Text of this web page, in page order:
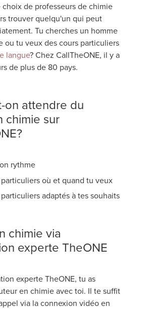
choix de professeurs de chimie
trouver quelqu'un qui peut
Tu cherches un homme
ou tu veux des cours particuliers
langue? Chez CallTheONE, il y a
de plus de 80 pays.
on attendre du
chimie sur
rythme
où et quand tu veux
adaptés à tes souhaits
chimie via
experte TheONE
experte TheONE, tu as
en chimie avec toi. Il te suffit
via la connexion vidéo en